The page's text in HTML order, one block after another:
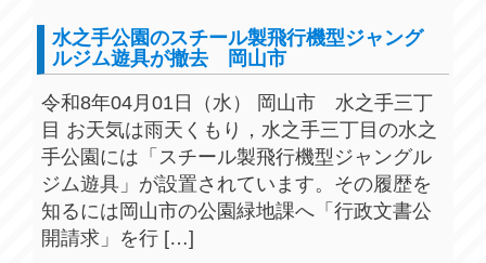
水之手公園のスチール製飛行機型ジャング
ルジム遊具が撤去 岡山市
令和8年04月01日（水） 岡山市 水之手三丁
目 お天気は雨天くもり，水之手三丁目の水之
手公園には「スチール製飛行機型ジャングル
ジム遊具」が設置されています。その履歴を
知るには岡山市の公園緑地課へ「行政文書公
開請求」を行 […]